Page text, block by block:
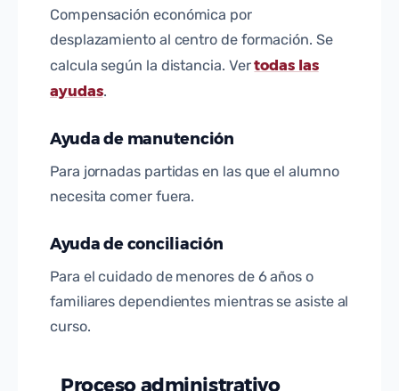
Compensación económica por
desplazamiento al centro de formación. Se
calcula según la distancia. Vertodas las
ayudas.
Ayuda de manutención
Para jornadas partidas en las que el alumno
necesita comer fuera.
Ayuda de conciliación
Para el cuidado de menores de 6 años o
familiares dependientes mientras se asiste al
curso.
Proceso administrativo